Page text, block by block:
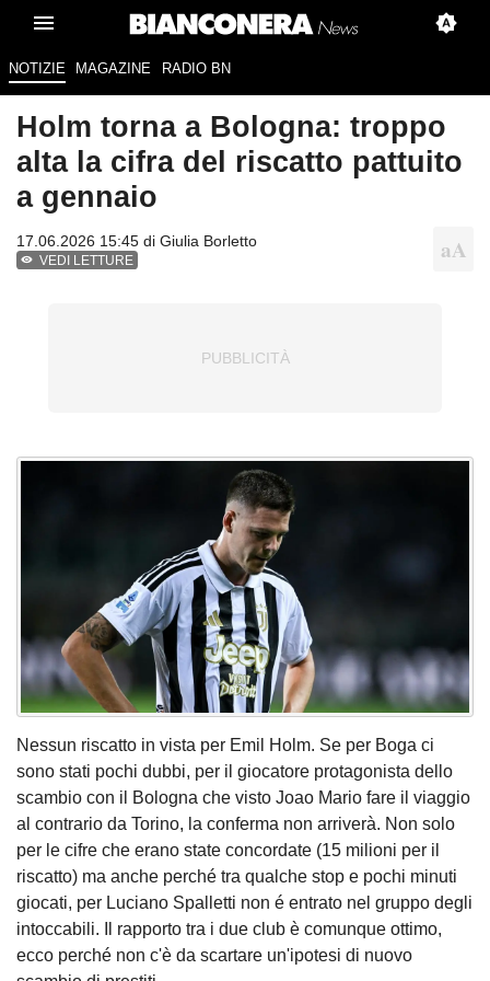
NOTIZIE MAGAZINE RADIO BN
Holm torna a Bologna: troppo
alta la cifra del riscatto pattuito
a gennaio
17.06.2026 15:45 di Giulia Borletto
VEDI LETTURE
Nessun riscatto in vista per Emil Holm. Se per Boga ci
sono stati pochi dubbi, per il giocatore protagonista dello
scambio con il Bologna che visto Joao Mario fare il viaggio
al contrario da Torino, la conferma non arriverà. Non solo
per le cifre che erano state concordate (15 milioni per il
riscatto) ma anche perché tra qualche stop e pochi minuti
giocati, per Luciano Spalletti non é entrato nel gruppo degli
intoccabili. Il rapporto tra i due club è comunque ottimo,
ecco perché non c'è da scartare un'ipotesi di nuovo